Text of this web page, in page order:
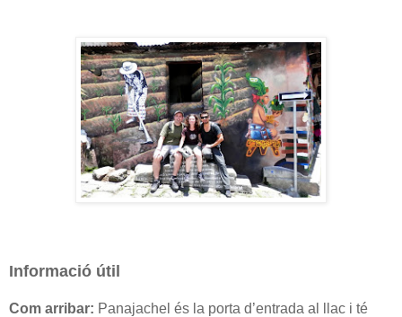
Informació útil
Com arribar: Panajachel és la porta d’entrada al llac i té